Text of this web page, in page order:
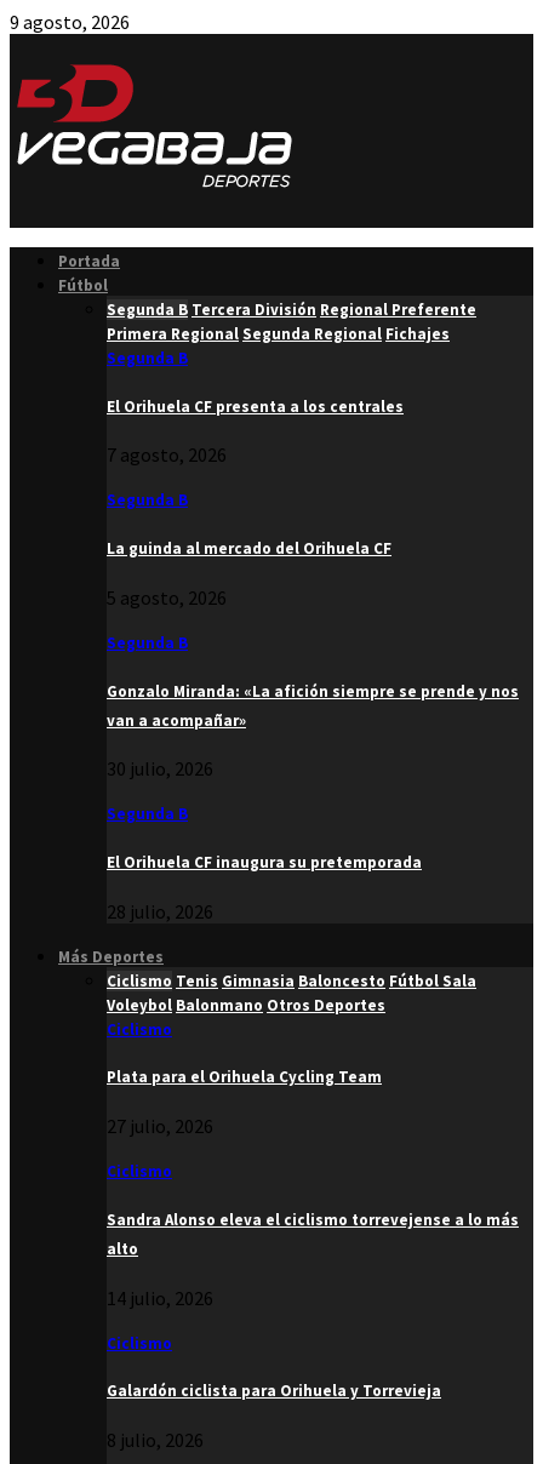
9 agosto, 2026
Portada
Fútbol
Segunda B Tercera División Regional Preferente
Primera RegionalSegunda Regional Fichajes
Segunda B
El Orihuela CF presenta a los centrales
7 agosto, 2026
Segunda B
La guinda al mercado del Orihuela CF
5 agosto, 2026
Segunda B
Gonzalo Miranda: «La afición siempre se prende y nos
van a acompañar»
30 julio, 2026
Segunda B
El Orihuela CF inaugura su pretemporada
28 julio, 2026
Más Deportes
Ciclismo Tenis Gimnasia Baloncesto Fútbol Sala
Voleybol Balonmano Otros Deportes
Ciclismo
Plata para el Orihuela Cycling Team
27 julio, 2026
Ciclismo
Sandra Alonso eleva el ciclismo torrevejense a lo más
alto
14 julio, 2026
Ciclismo
Galardón ciclista para Orihuela y Torrevieja
8 julio, 2026